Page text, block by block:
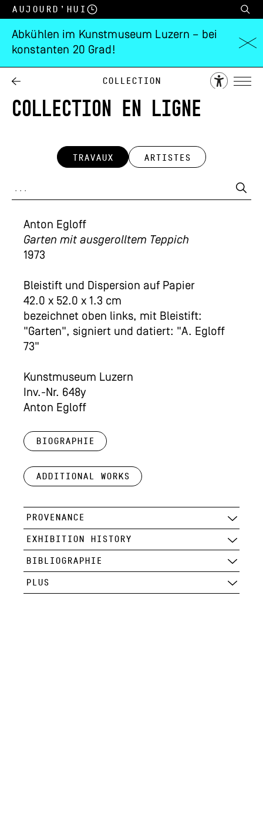
Aujourd’hui
Abkühlen im Kunstmuseum Luzern – bei
konstanten 20 Grad!
Collection
COLLECTION EN LIGNE
TRAVAUX ARTISTES
Anton Egloff
Garten mit ausgerolltem Teppich
1973
Bleistift und Dispersion auf Papier
42.0 x 52.0 x 1.3 cm
bezeichnet oben links, mit Bleistift:
"Garten", signiert und datiert: "A. Egloff
73"
Kunstmuseum Luzern
Inv.-Nr. 648y
Anton Egloff
Biographie
Additional works
PROVENANCE
EXHIBITION HISTORY
BIBLIOGRAPHIE
PLUS